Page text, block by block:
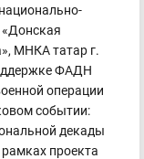
МНКА татар г.
ФАДН
операции
событии:
декады
проекта